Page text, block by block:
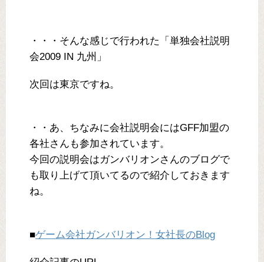
・・・そんな感じで行われた「単独会社説明
会2009 IN 九州」
次回は東京ですね。
・・あ、ちなみに会社説明会にはGFF加盟の
各社さんも参加されています。
今回の説明会はガンバリオンさんのブログで
も取り上げて頂いてるので紹介しておきます
ね。
■ゲーム会社ガンバリオン！女社長のBlog